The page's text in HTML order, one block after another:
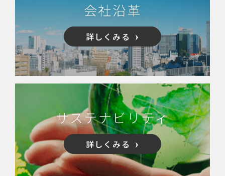
会社沿革
詳しくみる
サステナビリティ
詳しくみる